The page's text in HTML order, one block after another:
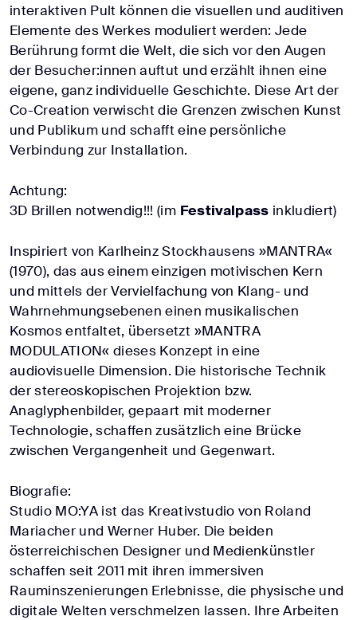
interaktiven Pult können die visuellen und auditiven
Elemente des Werkes moduliert werden: Jede
Berührung formt die Welt, die sich vor den Augen
der Besucher:innen auftut und erzählt ihnen eine
eigene, ganz individuelle Geschichte. Diese Art der
Co-Creation verwischt die Grenzen zwischen Kunst
und Publikum und schafft eine persönliche
Verbindung zur Installation.
Achtung:
3D Brillen notwendig!!! (im Festivalpass inkludiert)
Inspiriert von Karlheinz Stockhausens »MANTRA«
(1970), das aus einem einzigen motivischen Kern
und mittels der Vervielfachung von Klang- und
Wahrnehmungsebenen einen musikalischen
Kosmos entfaltet, übersetzt »MANTRA
MODULATION« dieses Konzept in eine
audiovisuelle Dimension. Die historische Technik
der stereoskopischen Projektion bzw.
Anaglyphenbilder, gepaart mit moderner
Technologie, schaffen zusätzlich eine Brücke
zwischen Vergangenheit und Gegenwart.
Biografie:
Studio MO:YA ist das Kreativstudio von Roland
Mariacher und Werner Huber. Die beiden
österreichischen Designer und Medienkünstler
schaffen seit 2011 mit ihren immersiven
Rauminszenierungen Erlebnisse, die physische und
digitale Welten verschmelzen lassen. Ihre Arbeiten